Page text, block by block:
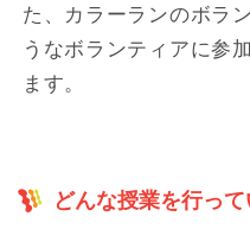
た、カラーランのボラ
うなボランティアに参
ます。
どんな授業を行って